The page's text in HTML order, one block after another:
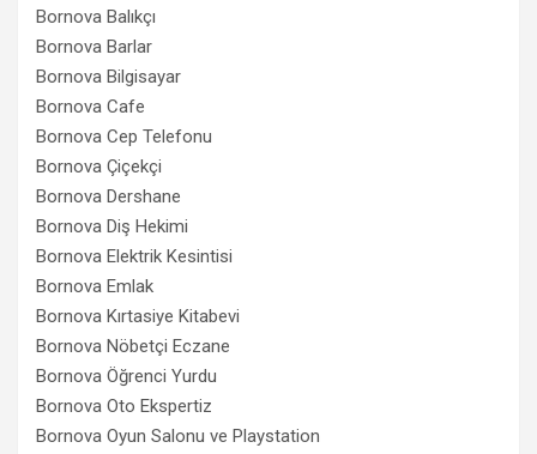
Bornova Balıkçı
Bornova Barlar
Bornova Bilgisayar
Bornova Cafe
Bornova Cep Telefonu
Bornova Çiçekçi
Bornova Dershane
Bornova Diş Hekimi
Bornova Elektrik Kesintisi
Bornova Emlak
Bornova Kırtasiye Kitabevi
Bornova Nöbetçi Eczane
Bornova Öğrenci Yurdu
Bornova Oto Ekspertiz
Bornova Oyun Salonu ve Playstation